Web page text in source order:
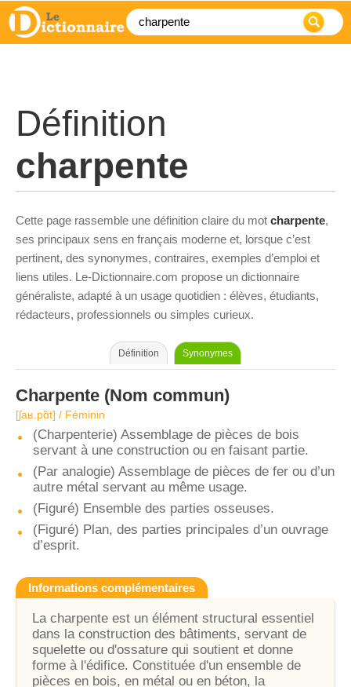
Définition
charpente
Cette page rassemble une définition claire du mot charpente,
ses principaux sens en français moderne et, lorsque c’est
pertinent, des synonymes, contraires, exemples d’emploi et
liens utiles. Le-Dictionnaire.com propose un dictionnaire
généraliste, adapté à un usage quotidien : élèves, étudiants,
rédacteurs, professionnels ou simples curieux.
Définition Synonymes
Charpente (Nom commun)
[ʃaʁ.pɑ̃t] / Féminin
(Charpenterie) Assemblage de pièces de bois
servant à une construction ou en faisant partie.
(Par analogie) Assemblage de pièces de fer ou d’un
autre métal servant au même usage.
(Figuré) Ensemble des parties osseuses.
(Figuré) Plan, des parties principales d’un ouvrage
d’esprit.
Informations complémentaires
La charpente est un élément structural essentiel
dans la construction des bâtiments, servant de
squelette ou d'ossature qui soutient et donne
forme à l'édifice. Constituée d'un ensemble de
pièces en bois, en métal ou en béton, la